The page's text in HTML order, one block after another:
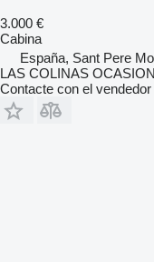
3.000 €
Cabina
España, Sant Pere
LAS COLINAS
Contacte con el vendedor